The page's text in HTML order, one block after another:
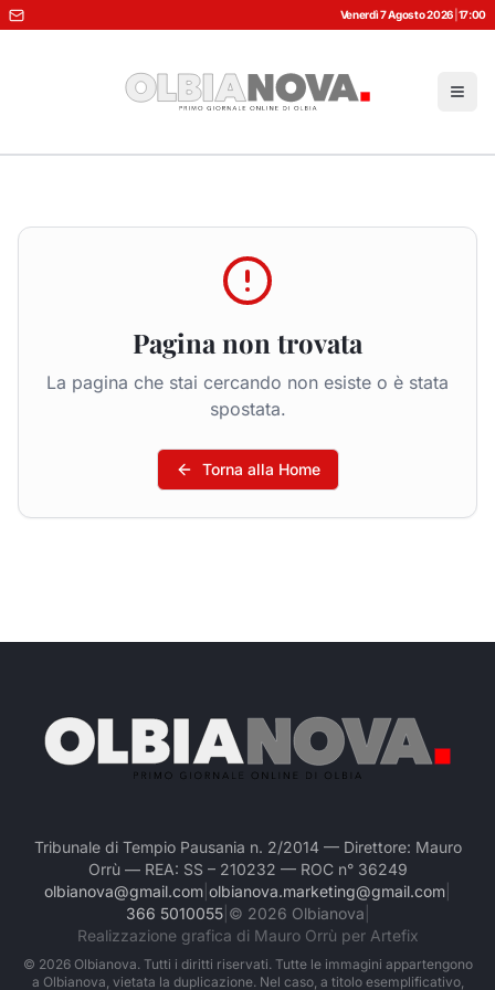
Venerdì 7 Agosto 2026 17:00
Pagina non trovata
La pagina che stai cercando non esiste o è stata
spostata.
Torna alla Home
Tribunale di Tempio Pausania n. 2/2014 — Direttore: Mauro
Orrù — REA: SS – 210232 — ROC n° 36249
olbianova@gmail.com olbianova.marketing@gmail.com
366 5010055| © 2026 Olbianova
Realizzazione grafica di Mauro Orrù per Artefix
© 2026Olbianova. Tutti i diritti riservati. Tutte le immagini appartengono
a Olbianova, vietata la duplicazione. Nel caso, a titolo esemplificativo,